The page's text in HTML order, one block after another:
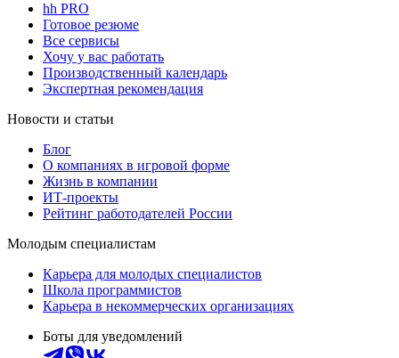
hh PRO
Готовое резюме
Все сервисы
Хочу у вас работать
Производственный календарь
Экспертная рекомендация
Новости и статьи
Блог
О компаниях в игровой форме
Жизнь в компании
ИТ-проекты
Рейтинг работодателей России
Молодым специалистам
Карьера для молодых специалистов
Школа программистов
Карьера в некоммерческих организациях
Боты для уведомлений